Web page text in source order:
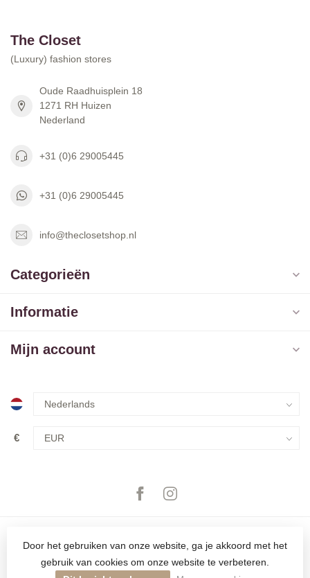
The Closet
(Luxury) fashion stores
Oude Raadhuisplein 18
1271 RH Huizen
Nederland
+31 (0)6 29005445
+31 (0)6 29005445
info@theclosetshop.nl
Categorieën
Informatie
Mijn account
€
Door het gebruiken van onze website, ga je akkoord met het
gebruik van cookies om onze website te verbeteren.